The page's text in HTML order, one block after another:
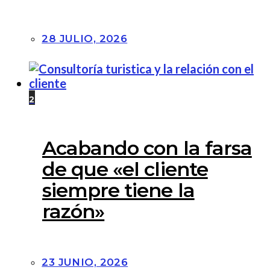
28 JULIO, 2026
2
Acabando con la farsa
de que «el cliente
siempre tiene la
razón»
23 JUNIO, 2026